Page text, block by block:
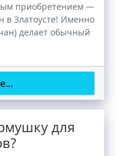
приобретением —
в Златоусте! Именно
делает обычный
для